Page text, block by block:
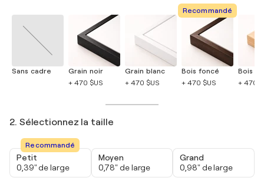
Sans cadre
Grain noir
+ 470 $US
Grain blanc
+ 470 $US
Recommandé
Bois foncé
+ 470 $US
Bois
+ 470
2. Sélectionnez la taille
Recommandé
Petit
0,39" de large
Moyen
0,78" de large
Grand
0,98" de large